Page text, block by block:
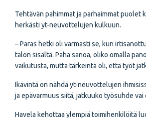
Tehtävän pahimmat ja parhaimmat puolet
herkästi yt-neuvottelujen kulkuun.
– Paras hetki oli varmasti se, kun
talon sisältä. Paha sanoa, oliko omalla
vaikutusta, mutta tärkeintä oli, että työt
Ikävintä on nähdä yt-neuvottelujen
ja epävarmuus siitä, jatkuuko työsuhde vai
Havela kehottaa ylempiä toimihenkilöitä